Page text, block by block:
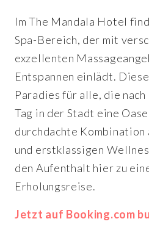
Im The Mandala Hotel
Spa-Bereich, der mit
exzellenten
Entspannen einlädt.
Paradies für alle, die
Tag in der Stadt eine
durchdachte Kombination
und erstklassigen
den Aufenthalt hier zu
Erholungsreise.
Jetzt auf Booking.com